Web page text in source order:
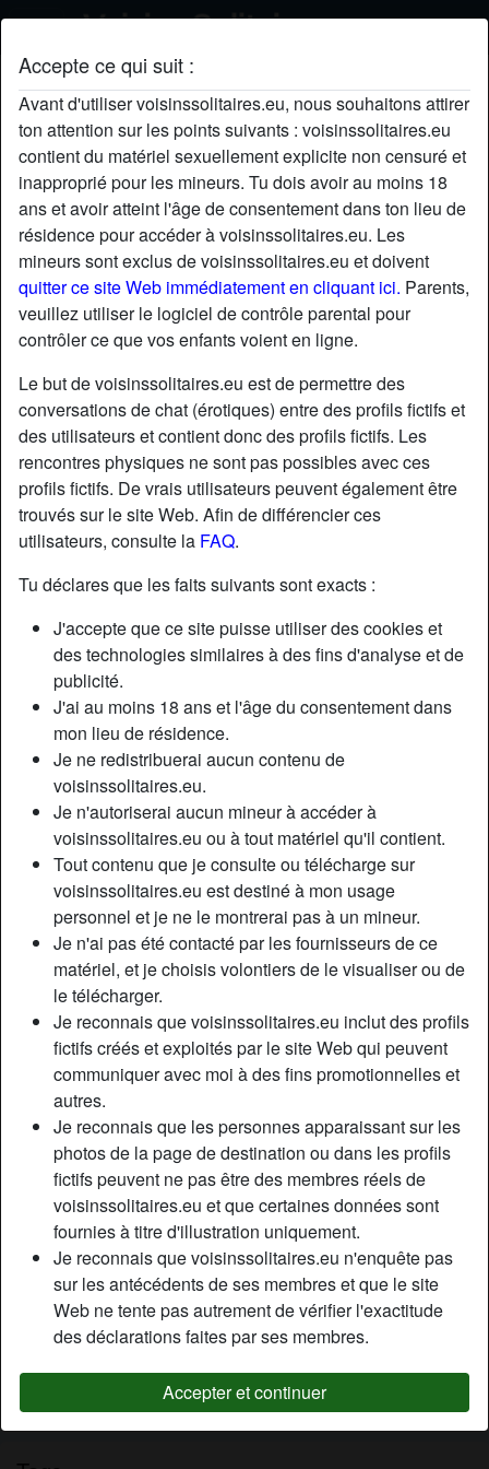
Accepte ce qui suit :
Avant d'utiliser voisinssolitaires.eu, nous souhaitons attirer
ton attention sur les points suivants : voisinssolitaires.eu
contient du matériel sexuellement explicite non censuré et
inapproprié pour les mineurs. Tu dois avoir au moins 18
ans et avoir atteint l'âge de consentement dans ton lieu de
résidence pour accéder à voisinssolitaires.eu. Les
mineurs sont exclus de voisinssolitaires.eu et doivent
quitter ce site Web immédiatement en cliquant ici. Parents,
veuillez utiliser le logiciel de contrôle parental pour
contrôler ce que vos enfants voient en ligne.
Le but de voisinssolitaires.eu est de permettre des
conversations de chat (érotiques) entre des profils fictifs et
des utilisateurs et contient donc des profils fictifs. Les
rencontres physiques ne sont pas possibles avec ces
profils fictifs. De vrais utilisateurs peuvent également être
trouvés sur le site Web. Afin de différencier ces
utilisateurs, consulte la FAQ.
Tu déclares que les faits suivants sont exacts :
J'accepte que ce site puisse utiliser des cookies et
des technologies similaires à des fins d'analyse et de
publicité.
J'ai au moins 18 ans et l'âge du consentement dans
mon lieu de résidence.
Je ne redistribuerai aucun contenu de
voisinssolitaires.eu.
Je n'autoriserai aucun mineur à accéder à
voisinssolitaires.eu ou à tout matériel qu'il contient.
Tout contenu que je consulte ou télécharge sur
voisinssolitaires.eu est destiné à mon usage
personnel et je ne le montrerai pas à un mineur.
Je n'ai pas été contacté par les fournisseurs de ce
matériel, et je choisis volontiers de le visualiser ou de
le télécharger.
Je reconnais que voisinssolitaires.eu inclut des profils
fictifs créés et exploités par le site Web qui peuvent
communiquer avec moi à des fins promotionnelles et
autres.
Je reconnais que les personnes apparaissant sur les
photos de la page de destination ou dans les profils
fictifs peuvent ne pas être des membres réels de
voisinssolitaires.eu et que certaines données sont
fournies à titre d'illustration uniquement.
Je reconnais que voisinssolitaires.eu n'enquête pas
sur les antécédents de ses membres et que le site
Web ne tente pas autrement de vérifier l'exactitude
des déclarations faites par ses membres.
Accepter et continuer
LilDebbie's profil
radio_button_checked
starAjouter chatDiscuter !
Nickname:
LilDebbie
Âge:
22
Pays:
France
Département:
Haute-Garonne
Sexe:
Femme
Sexualité:
Hétéro
Relation:
Couleur des cheveux:
Blonde
Couleur des yeux:
Brun
Épilé(e):
Oui
Fumeur(euse):
Description
Je recherche principalement à faire des plan cul à
proximité. Je me considère plutôt jolie, pour le vérifier, rien
de plus simple, envoies moi quelques photos de toi en mp,
si tu me plais tu auras la chance de m’avoir rien que pour
toi le temps d’une nuit. Contacte-moi vite
Cherche
N'a spécifié aucune préférence